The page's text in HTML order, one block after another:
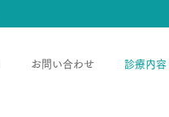
お問い合わせ 診療内容